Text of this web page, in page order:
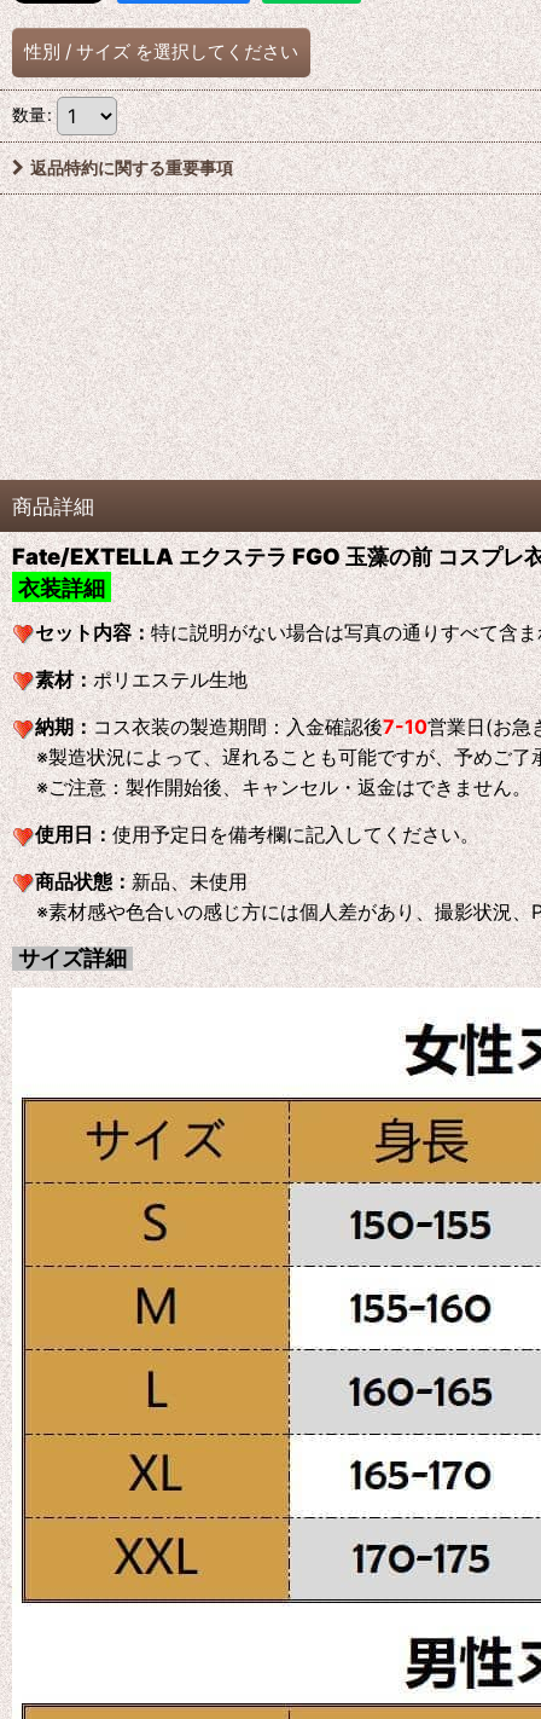
性別 / サイズ を選択してください
数量:
返品特約に関する重要事項
商品詳細
Fate/EXTELLA エクステラ FGO 玉藻の前 コスプレ
衣装詳細
セット内容：特に説明がない場合は写真の通りすべて含
素材：ポリエステル生地
納期：コス衣装の製造期間：入金確認後7-10営業日(お急
※製造状況によって、遅れることも可能ですが、予めご了
※ご注意：製作開始後、キャンセル・返金はできません。
使用日：使用予定日を備考欄に記入してください。
商品状態：新品、未使用
※素材感や色合いの感じ方には個人差があり、撮影状況、
サイズ詳細